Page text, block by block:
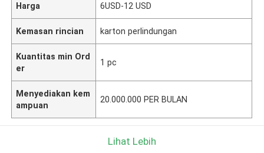
Harga 6USD-12 USD
Kemasan rincian karton perlindungan
Kuantitas min Ord
er
1 pc
Menyediakan kem
ampuan
20.000.000 PER BULAN
Lihat Lebih